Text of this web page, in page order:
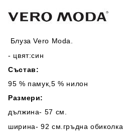
Блуза Vero Moda.
- цвят:син
Състав:
95 % памук,5 % нилон
Размери:
дължина- 57 см.
ширина- 92 см.гръдна обиколка